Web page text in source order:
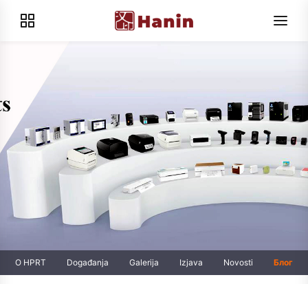
O HPRT Događanja Galerija Izjava Novosti Блог